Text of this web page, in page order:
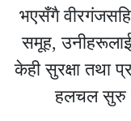
भएसँगै
समूह,
केही सुरक्षा तथा
हलचल सुरु